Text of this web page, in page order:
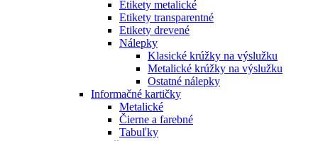
Etikety metalické
Etikety transparentné
Etikety drevené
Nálepky
Klasické krúžky na výslužku
Metalické krúžky na výslužku
Ostatné nálepky
Informačné kartičky
Metalické
Čierne a farebné
Tabuľky